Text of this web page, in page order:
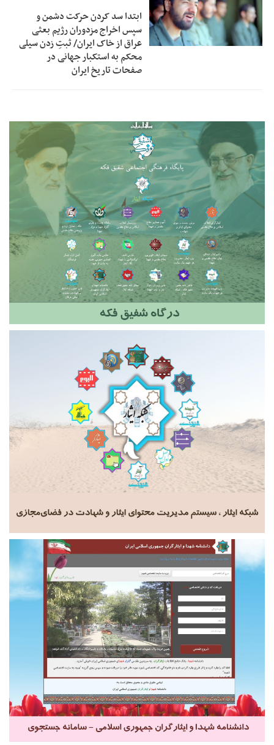
ابتدا سد کردن حرکت دشمن و
سپس اخراج مزدوران رژیم بعثی
عراق از خاک ایران/ ثبتِ زدن سیلی
محکم به استکبار جهانی در
صفحات تاریخ ایران